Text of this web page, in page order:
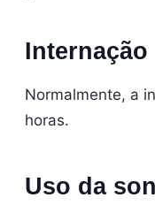
Normalmente, a
horas.
Uso da